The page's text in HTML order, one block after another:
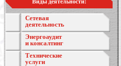
Виды деятельности:
Сетевая
деятельность
Энергоаудит
и консалтинг
Технические
услуги